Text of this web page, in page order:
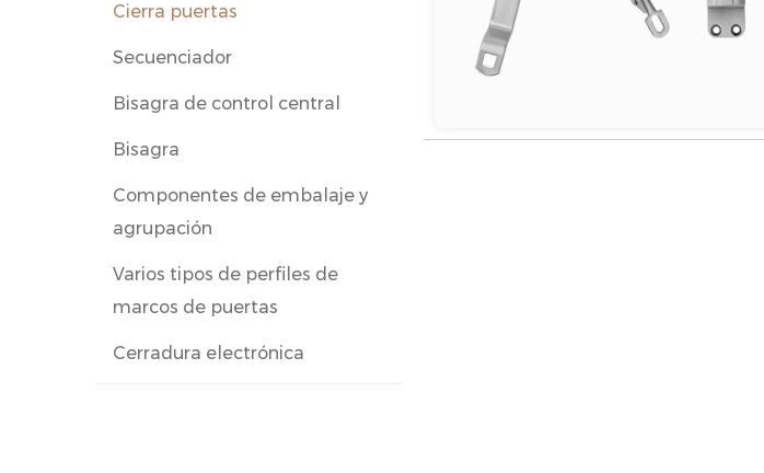
Cierra puertas
Secuenciador
Bisagra de control central
Bisagra
Componentes de embalaje y
agrupación
Varios tipos de perfiles de
marcos de puertas
Cerradura electrónica